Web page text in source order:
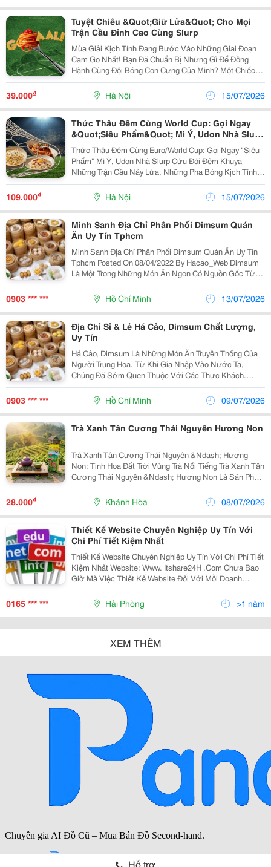
Tuyệt Chiêu &Quot;Giữ Lửa&Quot; Cho Mọi
Trận Cầu Đỉnh Cao Cùng Slurp
Mùa Giải Kịch Tính Đang Bước Vào Những Giai Đoạn
Cam Go Nhất! Bạn Đã Chuẩn Bị Những Gì Để Đồng
Hành Cùng Đội Bóng Con Cưng Của Mình? Một Chiếc
Màn Hình Lớn Sắc Nét, Hội Bạn Chí Cốt Chung Chí
Hướng, Và Chắc Chắn Không Thể Thiếu Một "Vũ Khí Bí
Mật" Để...
39.000₫ Hà Nội 15/07/2026
Thức Thâu Đêm Cùng World Cup: Gọi Ngay
&Quot;Siêu Phẩm&Quot; Mì Ý, Udon Nhà Slurp
Cứu Đói Đêm Khuya
Thức Thâu Đêm Cùng Euro/World Cup: Gọi Ngay "Siêu
Phẩm" Mì Ý, Udon Nhà Slurp Cứu Đói Đêm Khuya
Những Trận Cầu Nảy Lửa, Những Pha Bóng Kịch Tính
Nghẹt Thở Luôn Là Món Ăn Tinh Thần Không Thể Thiếu
Của Các Tín Đồ Thể Thao. Nhưng Xem Bóng Đá Mà
Thiếu Đi...
109.000₫ Hà Nội 15/07/2026
Minh Sanh Địa Chỉ Phân Phối Dimsum Quán
Ăn Uy Tín Tphcm
Minh Sanh Địa Chỉ Phân Phối Dimsum Quán Ăn Uy Tín
Tphcm Posted On 08/04/2022 By Hacao_Web Dimsum
Là Một Trong Những Món Ăn Ngon Có Nguồn Gốc Từ
Trung Quốc. Món Ăn Thường Được Người Hoa Sử
Dụng Làm Món Điểm Tâm Vào Bữa Sáng. Ngày Nay
Dimsum...
0903 *** *** Hồ Chí Minh 13/07/2026
Địa Chỉ Sỉ & Lẻ Há Cảo, Dimsum Chất Lượng,
Uy Tín
Há Cảo, Dimsum Là Những Món Ăn Truyền Thống Của
Người Trung Hoa. Từ Khi Gia Nhập Vào Nước Ta,
Chúng Đã Sớm Quen Thuộc Với Các Thực Khách.
Nhiều Người Băn Khoăn Không Biết Địa Chỉ Sỉ Lẻ Há
Cảo Dimsum Chất Lượng, Uy Tín Ở Đâu? Há Cảo Minh
Sanh Chính Là...
0903 *** *** Hồ Chí Minh 09/07/2026
Trà Xanh Tân Cương Thái Nguyên Hương Non
Trà Xanh Tân Cương Thái Nguyên &Ndash; Hương
Non: Tinh Hoa Đất Trời Vùng Trà Nổi Tiếng Trà Xanh Tân
Cương Thái Nguyên &Ndash; Hương Non Là Sản Phẩm
Trà Xanh Thượng Hạng Được Tuyển Chọn Từ Những
Búp Trà Non Tươi Nhất Tại Vùng Chè Tân Cương
&Ndash;...
28.000₫ Khánh Hòa 08/07/2026
Thiết Kế Website Chuyên Nghiệp Uy Tín Với
Chi Phí Tiết Kiệm Nhất
Thiết Kế Website Chuyên Nghiệp Uy Tín Với Chi Phí Tiết
Kiệm Nhất Website: Www. Itshare24H .Com Chưa Bao
Giờ Mà Việc Thiết Kế Website Đối Với Mỗi Doanh
Nghiệp Lại Trở Nên Cấp Bách Đến Như Vậy Trong Thời
Đại Bùng Nổ Công Nghệ Thông Tin Hiện Nay.
0165 *** *** Hải Phòng >1 năm
XEM THÊM
Hỗ trợ